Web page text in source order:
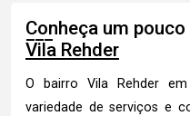
Conheça um
Vila Rehder
O bairro Vila Rehder
variedade de serviços e